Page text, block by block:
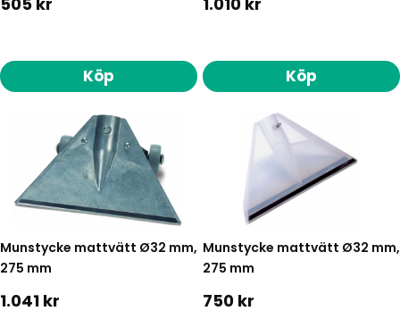
Köp Köp
Munstycke mattvätt Ø32 mm,
275 mm
1.041 kr
Munstycke mattvätt Ø32 mm,
275 mm
750 kr